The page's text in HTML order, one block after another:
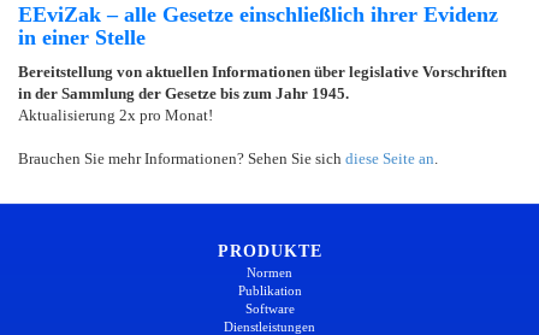
EEviZak – alle Gesetze einschließlich ihrer Evidenz
in einer Stelle
Bereitstellung von aktuellen Informationen über legislative Vorschriften
in der Sammlung der Gesetze bis zum Jahr 1945.
Aktualisierung 2x pro Monat!
Brauchen Sie mehr Informationen? Sehen Sie sich diese Seite an
PRODUKTE
Normen
Publikation
Software
Dienstleistungen